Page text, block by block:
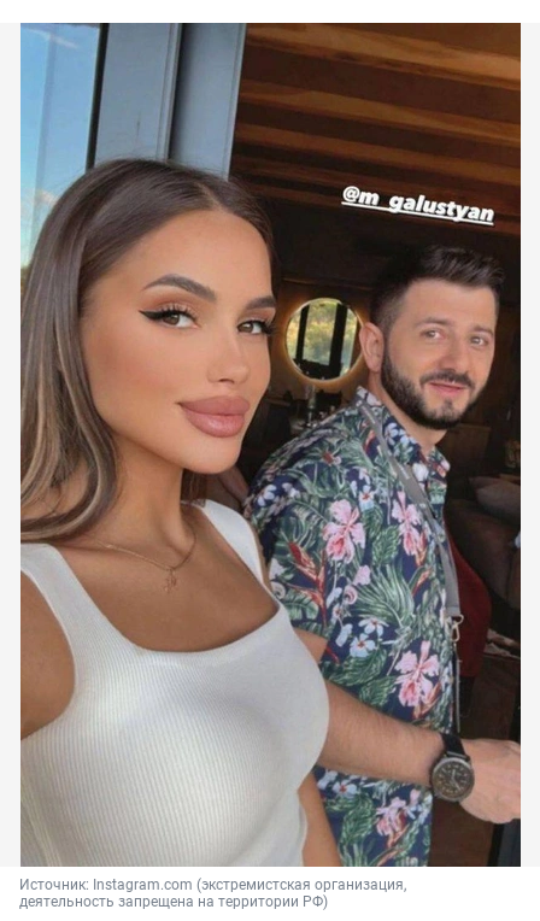
Источник: Instagram.com (экстремистская организация,
деятельность запрещена на территории РФ)